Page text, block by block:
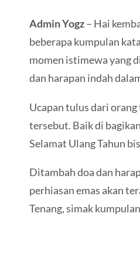
Admin Yogz– Hai
beberapa kumpulan
momen istimewa yang
dan harapan indah
Ucapan tulus dari
tersebut. Baik di
Selamat Ulang Tahun
Ditambah doa dan
perhiasan emas akan
Tenang, simak